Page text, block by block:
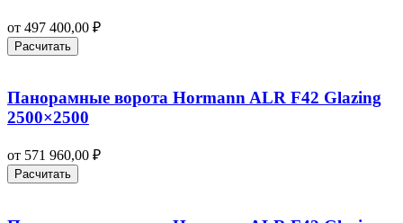
от 497 400,00 ₽
Расчитать
Панорамные ворота Hormann ALR F42 Glazing
2500×2500
от 571 960,00 ₽
Расчитать